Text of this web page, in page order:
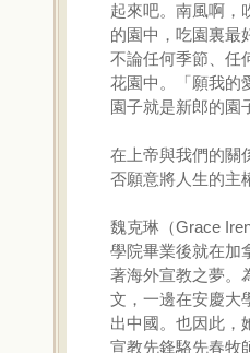
起來吧。南風啊，
的園中，吃園裏最
不論任何季節、任
花園中。「願我的
園子就是新郎的園
在上帝與我們的關
否願意將人生的主
魏克琳（Grace
學院畢業後就在加
著海外宣教之夢。
文，一邊在安慶大
出中國。也因此，
宣教先鋒駱先春牧